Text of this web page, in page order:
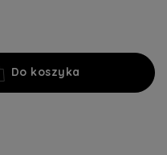
Do koszyka